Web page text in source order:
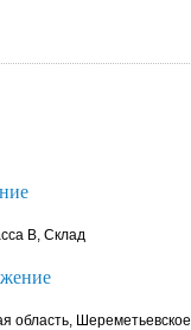
B, Склад
область, Шереметьевское